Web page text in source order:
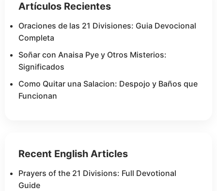
Artículos Recientes
Oraciones de las 21 Divisiones: Guia Devocional
Completa
Soñar con Anaisa Pye y Otros Misterios:
Significados
Como Quitar una Salacion: Despojo y Baños que
Funcionan
Recent English Articles
Prayers of the 21 Divisions: Full Devotional
Guide